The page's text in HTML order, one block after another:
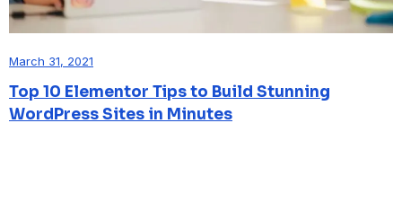
March 31, 2021
Top 10 Elementor Tips to Build Stunning
WordPress Sites in Minutes